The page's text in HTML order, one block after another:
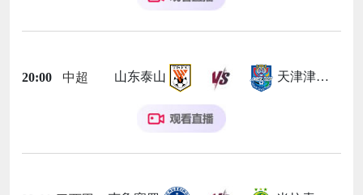
20:00 中超 山东泰山 天津津门虎